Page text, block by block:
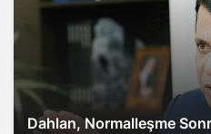
Dahlan, Normalleşme